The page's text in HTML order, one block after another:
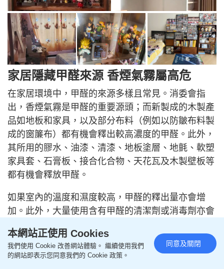
家居隱藏甲醛來源 香煙氣霧屬高危
在家居環境中，甲醛的來源多樣且常見。消委會指
出，香煙氣霧是甲醛的重要源頭；而新製成的木製產
品如地板和家具，以及部分布料（例如以防皺布料製
成的窗簾布）都有機會釋出較高濃度的甲醛。此外，
其所用的膠水、油漆、清漆、地板塗層、地氈、軟塑
家具套、石膏板、接合化合物、天花瓦及木製壁板等
都有機會釋放甲醛。
如果室內的溫度和濕度較高，甲醛的釋出量亦會增
加。此外，大量使用含有甲醛的清潔劑或消毒劑亦會
黏合劑和油漆，亦是揮發性有機化合物（VOCs）的
源頭。
本網站正使用 Cookies
我們使用 Cookie 改善網站體驗。 繼續使用我們
的網站即表示您同意我們的 Cookie 政策。
同意及關閉